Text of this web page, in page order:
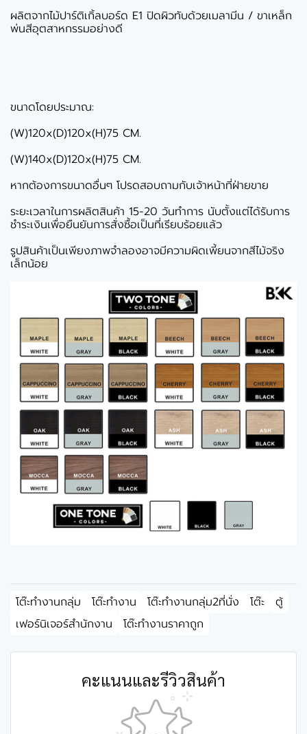
ผลิตจากไม้ปาร์ติเกิ้ลบอร์ด E1 ปิดผิวทับด้วยเมลามีน / ขาเหล็ก
พ่นสีอุตสาหกรรมอย่างดี
ขนาดโดยประมาณ:
(W)120x(D)120x(H)75 CM.
(W)140x(D)120x(H)75 CM.
หากต้องการขนาดอื่นๆ โปรดสอบถามกับเจ้าหน้าที่ฝ่ายขาย
ระยะเวลาในการผลิตสินค้า 15-20 วันทำการ นับตั้งแต่ได้รับการ
ชำระเงินเพื่อยืนยันการสั่งซื้อเป็นที่เรียบร้อยแล้ว
รูปสินค้าเป็นเพียงภาพจำลองอาจมีความผิดเพี้ยนจากสีไม้จริง
เล็กน้อย
โต๊ะทำงานกลุ่ม โต๊ะทำงาน โต๊ะทำงานกลุ่ม2ที่นั่ง โต๊ะ
ตู้
เฟอร์นิเจอร์สำนักงาน
โต๊ะทำงานราคาถูก
คะแนนและรีวิวสินค้า